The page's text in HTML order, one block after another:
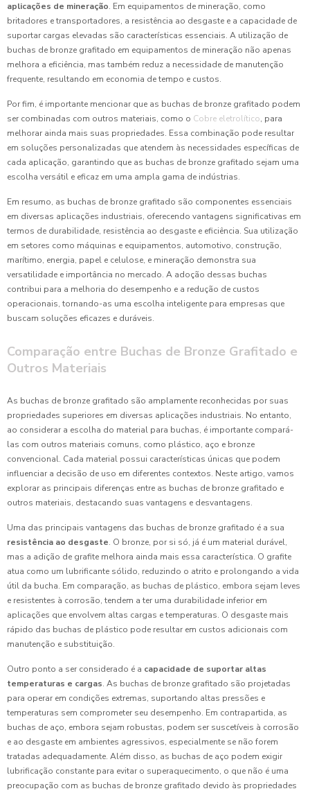
aplicações de mineração. Em equipamentos de mineração, como
britadores e transportadores, a resistência ao desgaste e a capacidade de
suportar cargas elevadas são características essenciais. A utilização de
buchas de bronze grafitado em equipamentos de mineração não apenas
melhora a eficiência, mas também reduz a necessidade de manutenção
frequente, resultando em economia de tempo e custos.
Por fim, é importante mencionar que as buchas de bronze grafitado podem
ser combinadas com outros materiais, como o Cobre eletrolítico, para
melhorar ainda mais suas propriedades. Essa combinação pode resultar
em soluções personalizadas que atendem às necessidades específicas de
cada aplicação, garantindo que as buchas de bronze grafitado sejam uma
escolha versátil e eficaz em uma ampla gama de indústrias.
Em resumo, as buchas de bronze grafitado são componentes essenciais
em diversas aplicações industriais, oferecendo vantagens significativas em
termos de durabilidade, resistência ao desgaste e eficiência. Sua utilização
em setores como máquinas e equipamentos, automotivo, construção,
marítimo, energia, papel e celulose, e mineração demonstra sua
versatilidade e importância no mercado. A adoção dessas buchas
contribui para a melhoria do desempenho e a redução de custos
operacionais, tornando-as uma escolha inteligente para empresas que
buscam soluções eficazes e duráveis.
Comparação entre Buchas de Bronze Grafitado e
Outros Materiais
As buchas de bronze grafitado são amplamente reconhecidas por suas
propriedades superiores em diversas aplicações industriais. No entanto,
ao considerar a escolha do material para buchas, é importante compará-
las com outros materiais comuns, como plástico, aço e bronze
convencional. Cada material possui características únicas que podem
influenciar a decisão de uso em diferentes contextos. Neste artigo, vamos
explorar as principais diferenças entre as buchas de bronze grafitado e
outros materiais, destacando suas vantagens e desvantagens.
Uma das principais vantagens das buchas de bronze grafitado é a sua
resistência ao desgaste. O bronze, por si só, já é um material durável,
mas a adição de grafite melhora ainda mais essa característica. O grafite
atua como um lubrificante sólido, reduzindo o atrito e prolongando a vida
útil da bucha. Em comparação, as buchas de plástico, embora sejam leves
e resistentes à corrosão, tendem a ter uma durabilidade inferior em
aplicações que envolvem altas cargas e temperaturas. O desgaste mais
rápido das buchas de plástico pode resultar em custos adicionais com
manutenção e substituição.
Outro ponto a ser considerado é a capacidade de suportar altas
temperaturas e cargas. As buchas de bronze grafitado são projetadas
para operar em condições extremas, suportando altas pressões e
temperaturas sem comprometer seu desempenho. Em contrapartida, as
buchas de aço, embora sejam robustas, podem ser suscetíveis à corrosão
e ao desgaste em ambientes agressivos, especialmente se não forem
tratadas adequadamente. Além disso, as buchas de aço podem exigir
lubrificação constante para evitar o superaquecimento, o que não é uma
preocupação com as buchas de bronze grafitado devido às propriedades